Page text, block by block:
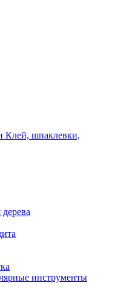
Клей, шпаклевки,
инструменты